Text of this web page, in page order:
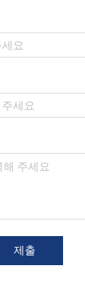
제출